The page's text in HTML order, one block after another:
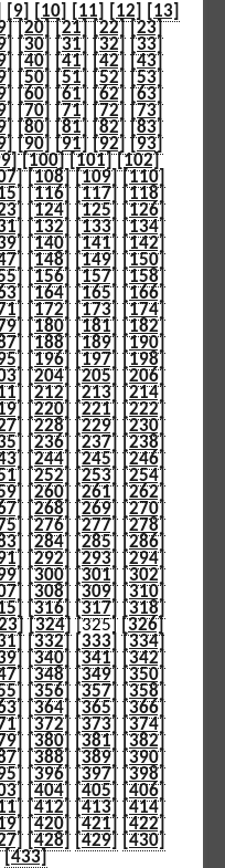
[9] [10] [11] [12]
[13]
[20] [21] [22] [23]
[30] [31] [32] [33]
[40] [41] [42] [43]
[50] [51] [52] [53]
[60] [61] [62] [63]
[70] [71] [72] [73]
[80] [81] [82] [83]
[90] [91] [92] [93]
[100] [101] [102]
[108] [109] [110]
[116] [117] [118]
[124] [125] [126]
[132] [133] [134]
[140] [141] [142]
[148] [149] [150]
[156] [157] [158]
[164] [165] [166]
[172] [173] [174]
[180] [181] [182]
[188] [189] [190]
[196] [197] [198]
[204] [205] [206]
[212] [213] [214]
[220] [221] [222]
[228] [229] [230]
[236] [237] [238]
[244] [245] [246]
[252] [253] [254]
[260] [261] [262]
[268] [269] [270]
[276] [277] [278]
[284] [285] [286]
[292] [293] [294]
[300] [301] [302]
[308] [309] [310]
[316] [317] [318]
[324] [325] [326]
[332] [333]
[334]
[340] [341] [342]
[348] [349] [350]
[356] [357] [358]
[364] [365] [366]
[372] [373] [374]
[380] [381] [382]
[388] [389] [390]
[396] [397] [398]
[404] [405] [406]
[412] [413] [414]
[420] [421] [422]
[428] [429] [430]
[433]